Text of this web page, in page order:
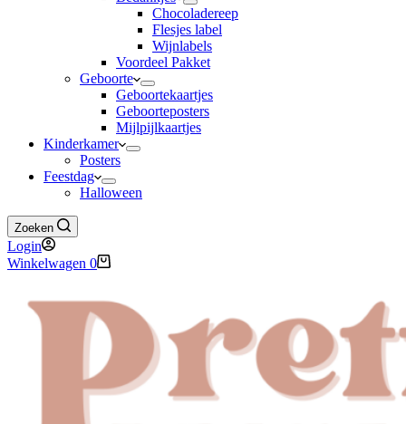
Chocoladereep
Flesjes label
Wijnlabels
Voordeel Pakket
Geboorte
Geboortekaartjes
Geboorteposters
Mijlpijlkaartjes
Kinderkamer
Posters
Feestdag
Halloween
Zoeken
Login
Winkelwagen 0